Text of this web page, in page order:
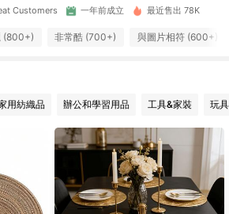
追蹤者
追蹤者
Customers 一年前成立 最近售出 78K
(800+) 非常酷 (700+) 與圖片相符 (600+)
用紡織品 辦公和學習用品 工具&家裝 玩